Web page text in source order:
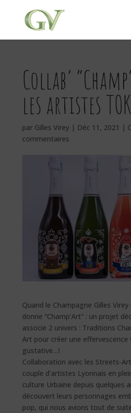
Collab’
les artistes
par Gilles Virey| Déc 11, 2021 |
commentaires
Quand le Champagne Gilles
donne “Champ’Art” : un projet
associe 2 univers : Traditions
Art pour créer une effervescence
gustative…!
Collaboration avec les Streets-
couple d’artistes Lyonnais en
culture Urbaine depuis quelques
découvert leurs personnages
pop, qui nous avions tout de